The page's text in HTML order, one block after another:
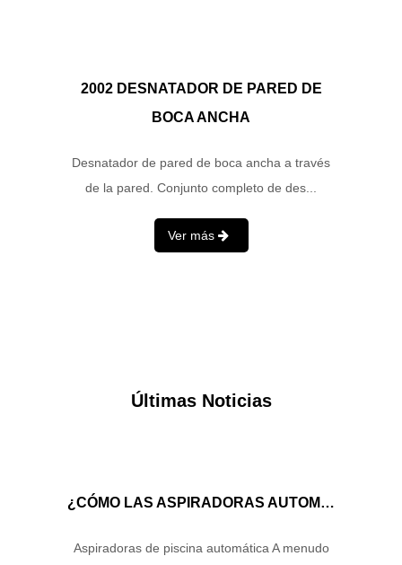
2002 DESNATADOR DE PARED DE
BOCA ANCHA
Desnatador de pared de boca ancha a través
de la pared. Conjunto completo de des...
Ver más
Últimas Noticias
¿CÓMO LAS ASPIRADORAS AUTOMÁTICAS DE LA PISCINA MANEJAN EL FLUJO DE AGUA Y LA ENERGÍA DE SUCCIÓN PARA GARANTIZAR UN RENDIMIENTO DE LIMPIEZA ÓPTIMO?
Aspiradoras de piscina automática A menudo